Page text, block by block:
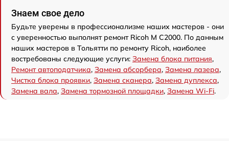
Знаем свое дело
Будьте уверены в профессионализме наших мастеров - они
с уверенностью выполнят ремонт Ricoh M C2000. По данным
наших мастеров в Тольятти по ремонту Ricoh, наиболее
востребованы следующие услуги: Замена блока питания,
Ремонт автоподатчика, Замена абсорбера, Замена лазера,
Чистка блока проявки, Замена сканера, Замена дуплекса,
Замена вала, Замена тормозной площадки, Замена Wi-Fi.